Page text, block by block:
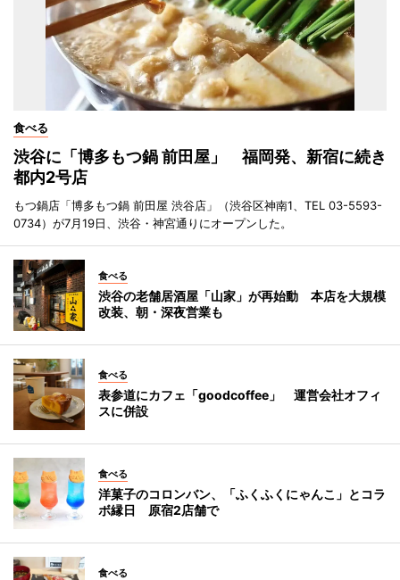
食べる
渋谷に「博多もつ鍋 前田屋」 福岡発、新宿に続き
都内2号店
もつ鍋店「博多もつ鍋 前田屋 渋谷店」（渋谷区神南1、TEL 03-5593-
0734）が7月19日、渋谷・神宮通りにオープンした。
食べる
渋谷の老舗居酒屋「山家」が再始動 本店を大規模
改装、朝・深夜営業も
食べる
表参道にカフェ「goodcoffee」 運営会社オフィ
スに併設
食べる
洋菓子のコロンバン、「ふくふくにゃんこ」とコラ
ボ縁日 原宿2店舗で
食べる